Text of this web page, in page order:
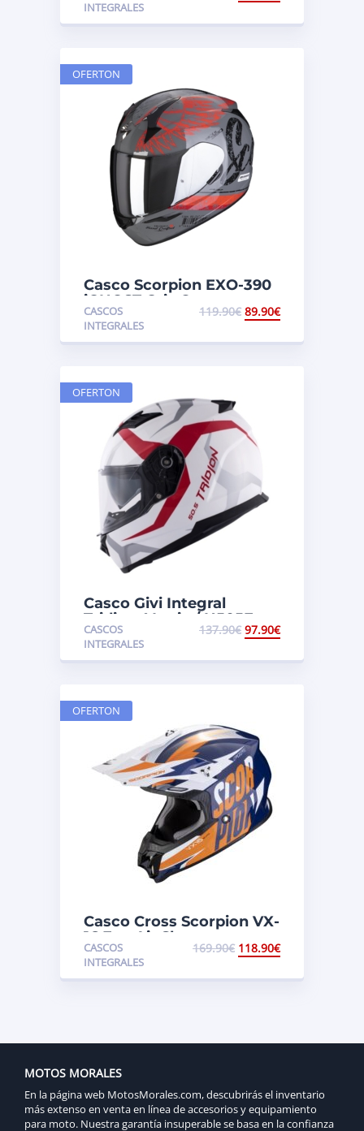
INTEGRALES
Casco Scorpion EXO-390
iGHOST Gris Cemento-
Rojo
CASCOS
INTEGRALES
119.90€ 89.90€
OFERTON
Casco Givi Integral
Tridion. Vortix / H505F
CASCOS
INTEGRALES
137.90€ 97.90€
OFERTON
Casco Cross Scorpion VX-
16 Evo Air Slanter
Azul/Naranja
CASCOS
INTEGRALES
169.90€ 118.90€
OFERTON
MOTOS MORALES
En la página web MotosMorales.com, descubrirás el inventario
más extenso en venta en línea de accesorios y equipamiento
para moto. Nuestra garantía insuperable se basa en la confianza